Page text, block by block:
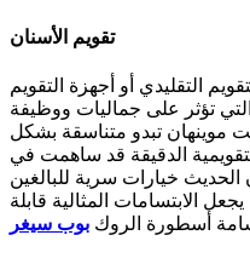
تقويم الأسنان
التقليدي أو أجهزة التقويم
تؤثر على جماليات ووظيفة
موينهان تبدو متناسقة بشكل
الدقيقة قد ساهمت في
الحديث خيارات سرية للبالغين
الابتسامات المثالية قابلة
أسطورة الروك بوب سيغر